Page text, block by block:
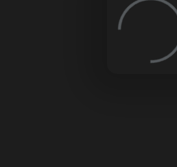
Loading...